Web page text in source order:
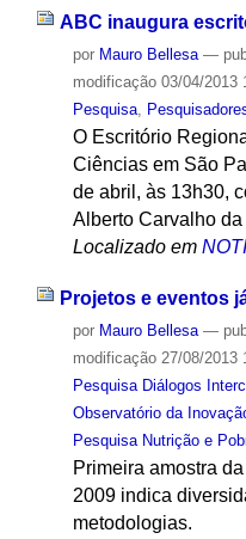
ABC inaugura
por Mauro Bellesa —
modificação03/04/2013
Pesquisa,
O Escritório
Ciências em São
de abril, às 13h30,
Alberto Carvalho
Localizado em
Projetos e eventos
por Mauro Bellesa —
modificação27/08/2013
Pesquisa Diálogos
Observatório da
Pesquisa Nutrição e
Primeira amostra
2009 indica
metodologias.